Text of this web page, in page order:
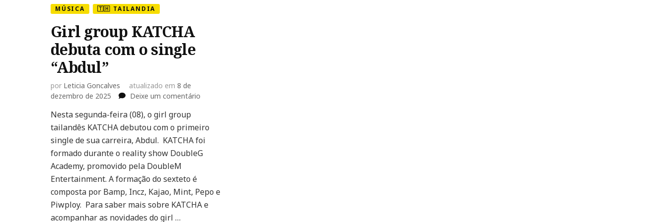
MÚSICA 🇹🇭 TAILANDIA
Girl group KATCHA
debuta com o single
“Abdul”
por Leticia Goncalves atualizado em 8 de
dezembro de 2025
Deixe um comentário
KATCHA
debuta
o
Nesta segunda-feira (08), o girl group
tailandês KATCHA debutou com o primeiro
single de sua carreira, Abdul. KATCHA foi
formado durante o reality show DoubleG
Academy, promovido pela DoubleM
Entertainment. A formação do sexteto é
composta por Bamp, Incz, Kajao, Mint, Pepo e
Piwploy. Para saber mais sobre KATCHA e
acompanhar as novidades do girl …